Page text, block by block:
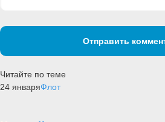
Отправить
Читайте по теме
24 январяФлот